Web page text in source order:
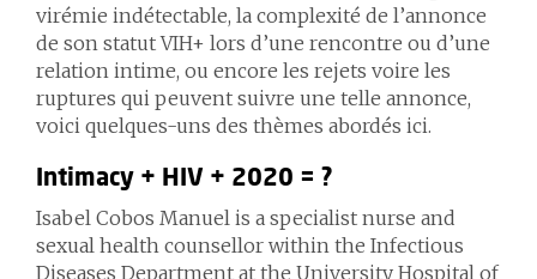
virémie indétectable, la complexité de l’annonce
de son statut VIH+ lors d’une rencontre ou d’une
relation intime, ou encore les rejets voire les
ruptures qui peuvent suivre une telle annonce,
voici quelques-uns des thèmes abordés ici.
Intimacy + HIV + 2020 = ?
Isabel Cobos Manuel is a specialist nurse and
sexual health counsellor within the Infectious
Diseases Department at the University Hospital of